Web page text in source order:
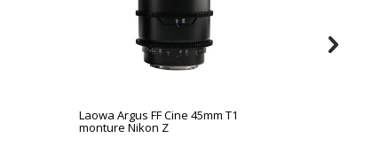
Laowa Argus FF Cine 45mm T1
monture Nikon Z